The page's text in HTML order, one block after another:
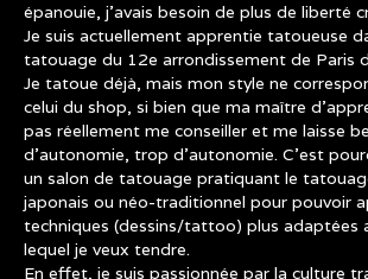
épanouie, j'avais besoin de plus de liberté
Je suis actuellement apprentie tatoueuse
tatouage du 12e arrondissement de Paris
Je tatoue déjà, mais mon style ne
celui du shop, si bien que ma maître
pas réellement me conseiller et me laisse
d'autonomie, trop d'autonomie. C'est
un salon de tatouage pratiquant le
japonais ou néo-traditionnel pour pouvoir
techniques (dessins/tattoo) plus adaptées
lequel je veux tendre.
En effet, je suis passionnée par la culture